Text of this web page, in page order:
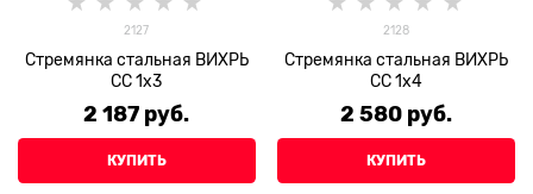
2127
Стремянка стальная ВИХРЬ
СС 1х3
2 187 руб.
КУПИТЬ
2128
Стремянка стальная ВИХРЬ
СС 1х4
2 580 руб.
КУПИТЬ